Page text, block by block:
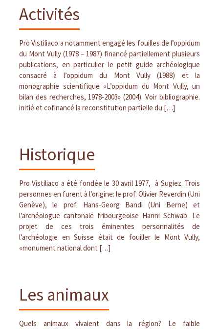
Activités
Pro Vistiliaco a notamment engagé les fouilles de l’oppidum
du Mont Vully (1978 – 1987) financé partiellement plusieurs
publications, en particulier le petit guide archéologique
consacré à l’oppidum du Mont Vully (1988) et la
monographie scientifique «L’oppidum du Mont Vully, un
bilan des recherches, 1978-2003» (2004). Voir bibliographie.
initié et cofinancé la reconstitution partielle du […]
Historique
Pro Vistiliaco a été fondée le 30 avril 1977, à Sugiez. Trois
personnes en furent à l’origine: le prof. Olivier Reverdin (Uni
Genève), le prof. Hans-Georg Bandi (Uni Berne) et
l’archéologue cantonale fribourgeoise Hanni Schwab. Le
projet de ces trois éminentes personnalités de
l’archéologie en Suisse était de fouiller le Mont Vully,
«monument national dont […]
Les animaux
Quels animaux vivaient dans la région? Le faible